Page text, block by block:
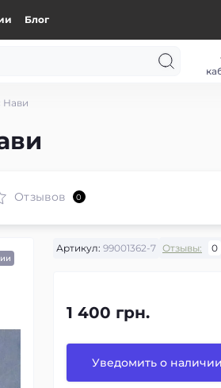
Блог
Нави
Отзывов 0
Артикул: 99001362-7 Отзывы: 0
1 400 грн.
Уведомить о